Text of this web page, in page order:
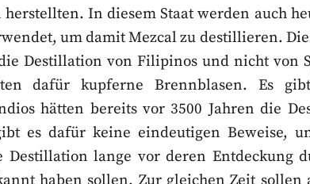
In diesem Staat werden auch
um damit Mezcal zu destillieren.
Destillation von Filipinos und nicht von
dafür kupferne Brennblasen. Es
hätten bereits vor 3500 Jahren die
es dafür keine eindeutigen Beweise,
lange vor deren Entdeckung
haben sollen. Zur gleichen Zeit sollen